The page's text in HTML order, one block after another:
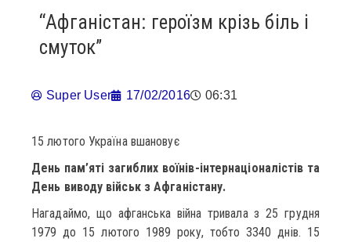
“Афганістан: героїзм крізь біль і
смуток”
Super User 17/02/2016 06:31
15 лютого Україна вшановує
День пам’яті загиблих воїнів-інтернаціоналістів та
День виводу військ з Афганістану.
Нагадаймо, що афганська війна тривала з 25 грудня
1979 до 15 лютого 1989 року, тобто 3340 днів. 15